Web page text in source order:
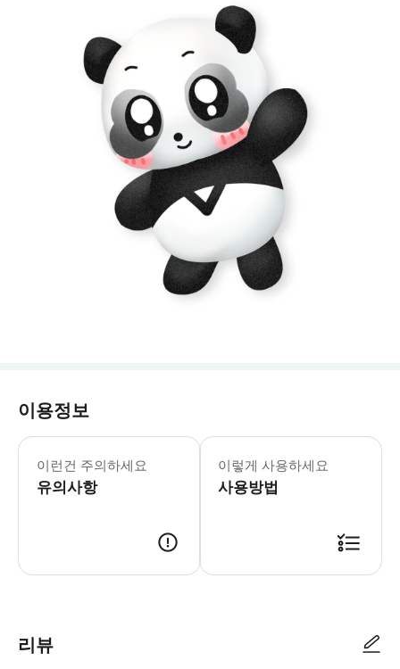
이용정보
이런건 주의하세요
유의사항
기본 40km 초과 시 추가 요금 발생 픽
이렇게 사용하세요
사용방법
리뷰